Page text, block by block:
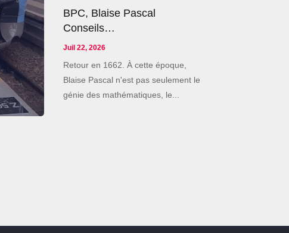
BPC, Blaise Pascal
Conseils…
Juil 22, 2026
Retour en 1662. À cette époque,
Blaise Pascal n'est pas seulement le
génie des mathématiques, le...